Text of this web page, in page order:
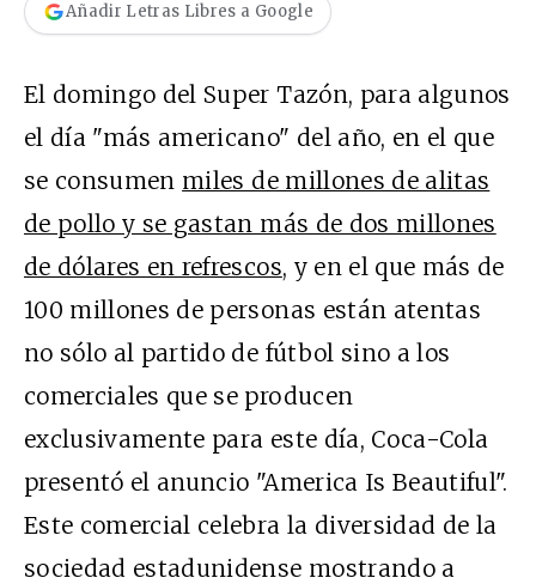
Añadir Letras Libres a Google
El domingo del Super Tazón, para algunos
el día "más americano" del año, en el que
se consumen miles de millones de alitas
de pollo y se gastan más de dos millones
de dólares en refrescos, y en el que más de
100 millones de personas están atentas
no sólo al partido de fútbol sino a los
comerciales que se producen
exclusivamente para este día, Coca-Cola
presentó el anuncio "America Is Beautiful".
Este comercial celebra la diversidad de la
sociedad estadunidense mostrando a